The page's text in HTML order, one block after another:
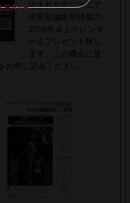
込まれた方にマニア
倶楽部編集部特製の
2016年卓上カレンダ
ーをプレゼント致し
ます。この機会に是
お申し込みください。